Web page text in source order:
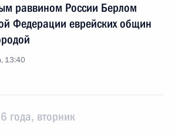
раввином России Берлом
Федерации еврейских общин
13:40
года, вторник